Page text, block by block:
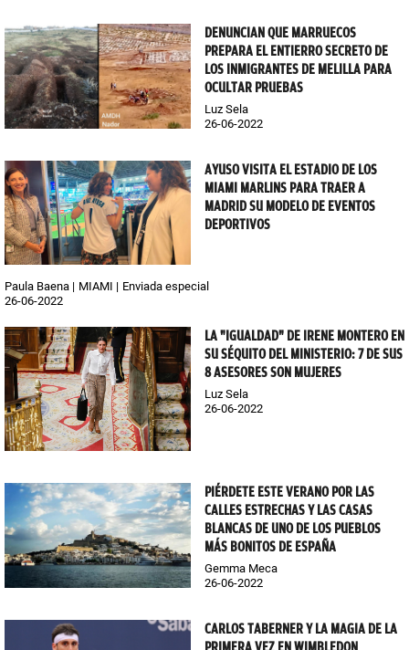
DENUNCIAN QUE MARRUECOS
PREPARA EL ENTIERRO SECRETO DE
LOS INMIGRANTES DE MELILLA PARA
OCULTAR PRUEBAS
Luz Sela
26-06-2022
AYUSO VISITA EL ESTADIO DE LOS
MIAMI MARLINS PARA TRAER A
MADRID SU MODELO DE EVENTOS
DEPORTIVOS
Paula Baena MIAMI
Enviada especial
26-06-2022
LA "IGUALDAD" DE IRENE MONTERO EN
SU SÉQUITO DEL MINISTERIO: 7 DE SUS
8 ASESORES SON MUJERES
Luz Sela
26-06-2022
PIÉRDETE ESTE VERANO POR LAS
CALLES ESTRECHAS Y LAS CASAS
BLANCAS DE UNO DE LOS PUEBLOS
MÁS BONITOS DE ESPAÑA
Gemma Meca
26-06-2022
CARLOS TABERNER Y LA MAGIA DE LA